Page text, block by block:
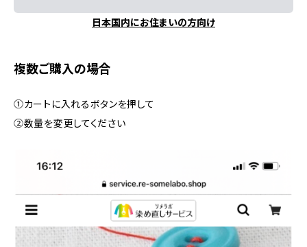
日本国内にお住まいの方向け
複数ご購入の場合
①カートに入れるボタンを押して
②数量を変更してください